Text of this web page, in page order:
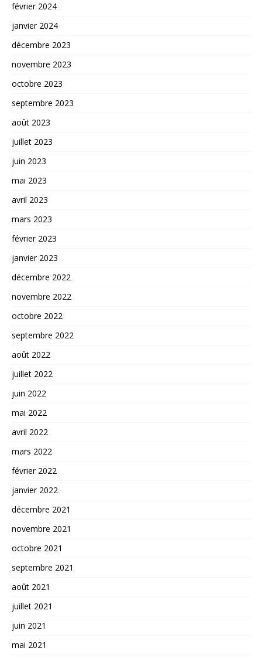
février 2024
janvier 2024
décembre 2023
novembre 2023
octobre 2023
septembre 2023
août 2023
juillet 2023
juin 2023
mai 2023
avril 2023
mars 2023
février 2023
janvier 2023
décembre 2022
novembre 2022
octobre 2022
septembre 2022
août 2022
juillet 2022
juin 2022
mai 2022
avril 2022
mars 2022
février 2022
janvier 2022
décembre 2021
novembre 2021
octobre 2021
septembre 2021
août 2021
juillet 2021
juin 2021
mai 2021